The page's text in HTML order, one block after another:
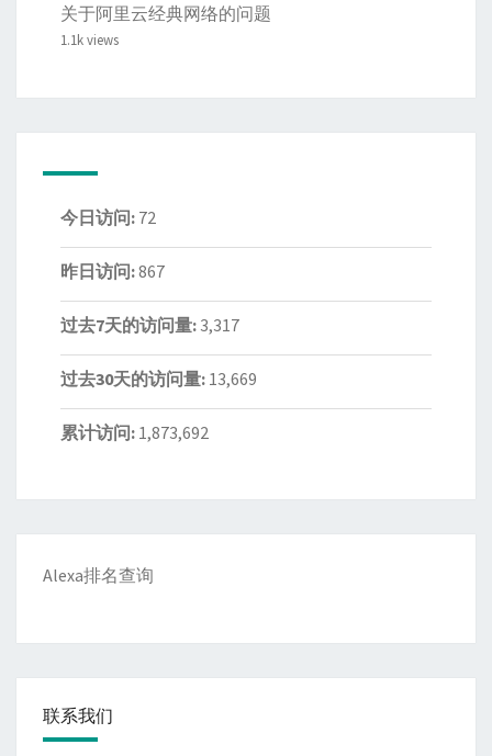
关于阿里云经典网络的问题
1.1k views
今日访问: 72
昨日访问:867
过去7天的访问量: 3,317
过去30天的访问量: 13,669
累计访问: 1,873,692
Alexa排名查询
联系我们